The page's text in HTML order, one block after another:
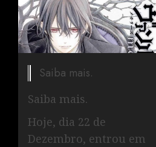
Saiba mais.
Saiba mais.
Hoje, dia 22 de
Dezembro, entrou em